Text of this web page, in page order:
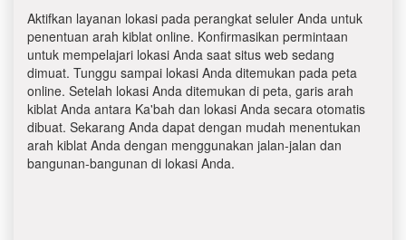
Aktifkan layanan lokasi pada perangkat seluler Anda untuk
penentuan arah kiblat online. Konfirmasikan permintaan
untuk mempelajari lokasi Anda saat situs web sedang
dimuat. Tunggu sampai lokasi Anda ditemukan pada peta
online. Setelah lokasi Anda ditemukan di peta, garis arah
kiblat Anda antara Ka'bah dan lokasi Anda secara otomatis
dibuat. Sekarang Anda dapat dengan mudah menentukan
arah kiblat Anda dengan menggunakan jalan-jalan dan
bangunan-bangunan di lokasi Anda.